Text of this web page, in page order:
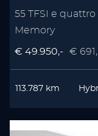
55 TFSI e quattro
Memory
€ 49.950,- €
113.787 km